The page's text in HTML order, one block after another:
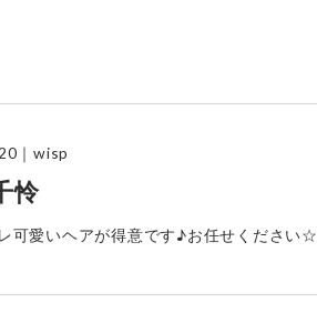
｜wisp
怜
可愛いヘアが得意です♪お任せください☆